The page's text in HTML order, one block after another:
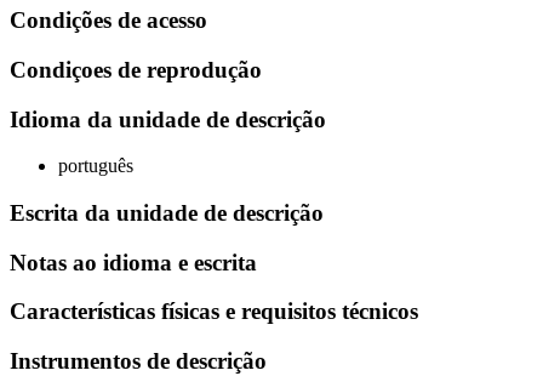
Condições de acesso
Condiçoes de reprodução
Idioma da unidade de descrição
português
Escrita da unidade de descrição
Notas ao idioma e escrita
Características físicas e requisitos técnicos
Instrumentos de descrição